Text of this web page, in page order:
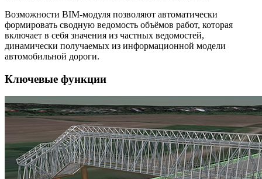
Возможности BIM-модуля позволяют автоматически
формировать сводную ведомость объёмов работ, которая
включает в себя значения из частных ведомостей,
динамически получаемых из информационной модели
автомобильной дороги.
Ключевые функции